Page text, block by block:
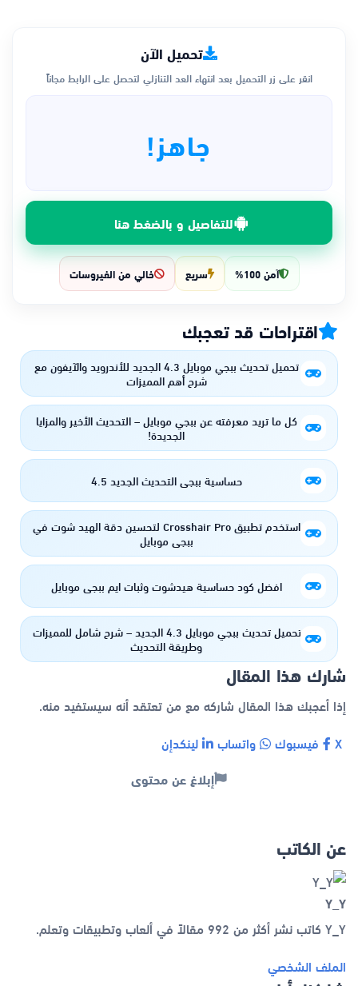
تحميل الآن
انقر على زر التحميل بعد انتهاء العد التنازلي لتحصل على الرابط مجاناً
جاهز!
للتفاصيل و بالضغط هنا
آمن 100% سريع خالي من الفيروسات
اقتراحات قد تعجبك
تحميل تحديث ببجي موبايل 4.3 الجديد للأندرويد والآيفون مع
شرح أهم المميزات
كل ما تريد معرفته عن ببجي موبايل – التحديث الأخير والمزايا
الجديدة!
حساسية ببجي التحديث الجديد 4.5
استخدم تطبيق Crosshair Pro لتحسين دقة الهيد شوت في
ببجي موبايل
افضل كود حساسية هيدشوت وثبات ايم ببجي موبايل
تحميل تحديث ببجي موبايل 4.3 الجديد – شرح شامل للمميزات
وطريقة التحديث
شارك هذا المقال
إذا أعجبك هذا المقال شاركه مع من تعتقد أنه سيستفيد منه.
فيسبوك واتساب لينكدإن
إبلاغ عن محتوى
عن الكاتب
Y_Y
Y_Y كاتب نشر أكثر من 992 مقالاً في ألعاب وتطبيقات وتعلم.
الملف الشخصي